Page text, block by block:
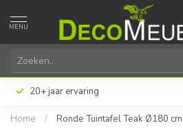
MENU
20+ jaar ervaring
Home / Ronde Tuintafel Teak Ø180 cm